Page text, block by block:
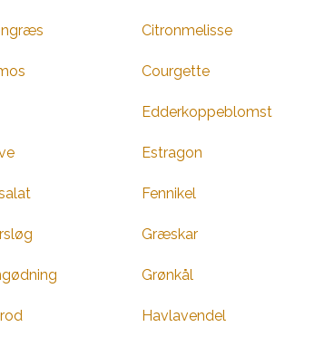
Citronmelisse
Courgette
Edderkoppeblomst
Estragon
Fennikel
Græskar
Grønkål
Havlavendel